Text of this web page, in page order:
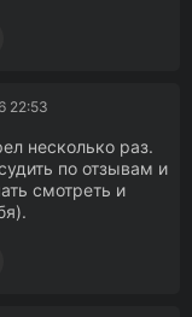
22:53
несколько раз.
по отзывам и
смотреть и